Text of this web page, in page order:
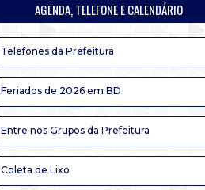
AGENDA, TELEFONE E CALENDÁRIO
Telefones da Prefeitura
Feriados de 2026 em BD
Entre nos Grupos da Prefeitura
Coleta de Lixo